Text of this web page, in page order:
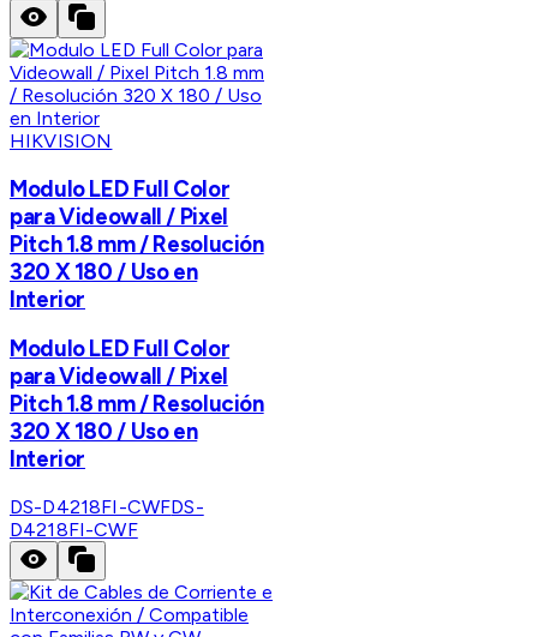
HIKVISION
Modulo LED Full Color
para Videowall / Pixel
Pitch 1.8 mm / Resolución
320 X 180 / Uso en
Interior
Modulo LED Full Color
para Videowall / Pixel
Pitch 1.8 mm / Resolución
320 X 180 / Uso en
Interior
DS-D4218FI-CWFDS-
D4218FI-CWF